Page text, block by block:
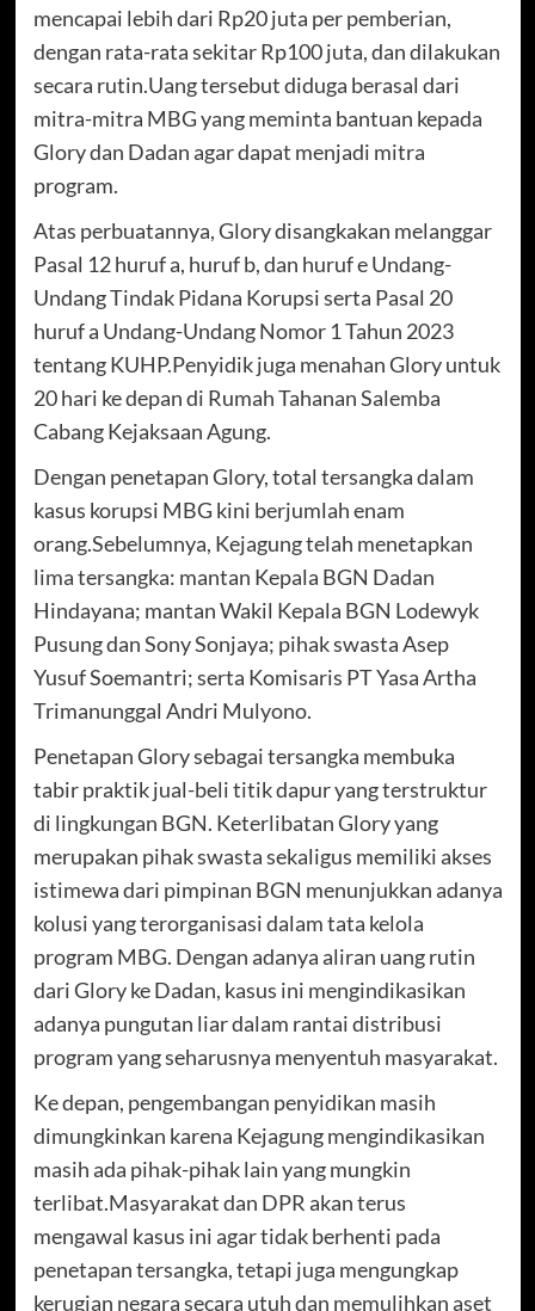
mencapai lebih dari Rp20 juta per pemberian,
dengan rata-rata sekitar Rp100 juta, dan dilakukan
secara rutin.Uang tersebut diduga berasal dari
mitra-mitra MBG yang meminta bantuan kepada
Glory dan Dadan agar dapat menjadi mitra
program.
Atas perbuatannya, Glory disangkakan melanggar
Pasal 12 huruf a, huruf b, dan huruf e Undang-
Undang Tindak Pidana Korupsi serta Pasal 20
huruf a Undang-Undang Nomor 1 Tahun 2023
tentang KUHP.Penyidik juga menahan Glory untuk
20 hari ke depan di Rumah Tahanan Salemba
Cabang Kejaksaan Agung.
Dengan penetapan Glory, total tersangka dalam
kasus korupsi MBG kini berjumlah enam
orang.Sebelumnya, Kejagung telah menetapkan
lima tersangka: mantan Kepala BGN Dadan
Hindayana; mantan Wakil Kepala BGN Lodewyk
Pusung dan Sony Sonjaya; pihak swasta Asep
Yusuf Soemantri; serta Komisaris PT Yasa Artha
Trimanunggal Andri Mulyono.
Penetapan Glory sebagai tersangka membuka
tabir praktik jual-beli titik dapur yang terstruktur
di lingkungan BGN. Keterlibatan Glory yang
merupakan pihak swasta sekaligus memiliki akses
istimewa dari pimpinan BGN menunjukkan adanya
kolusi yang terorganisasi dalam tata kelola
program MBG. Dengan adanya aliran uang rutin
dari Glory ke Dadan, kasus ini mengindikasikan
adanya pungutan liar dalam rantai distribusi
program yang seharusnya menyentuh masyarakat.
Ke depan, pengembangan penyidikan masih
dimungkinkan karena Kejagung mengindikasikan
masih ada pihak-pihak lain yang mungkin
terlibat.Masyarakat dan DPR akan terus
mengawal kasus ini agar tidak berhenti pada
penetapan tersangka, tetapi juga mengungkap
kerugian negara secara utuh dan memulihkan aset